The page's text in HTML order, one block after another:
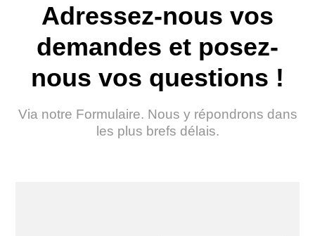
Adressez-nous vos
demandes et posez-
nous vos questions !
Via notre Formulaire. Nous y répondrons dans
les plus brefs délais.